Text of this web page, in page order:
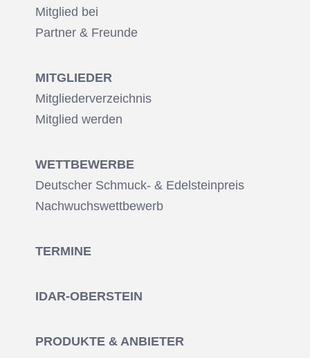
Mitglied bei
Partner & Freunde
MITGLIEDER
Mitgliederverzeichnis
Mitglied werden
WETTBEWERBE
Deutscher Schmuck- & Edelsteinpreis
Nachwuchswettbewerb
TERMINE
IDAR-OBERSTEIN
PRODUKTE & ANBIETER